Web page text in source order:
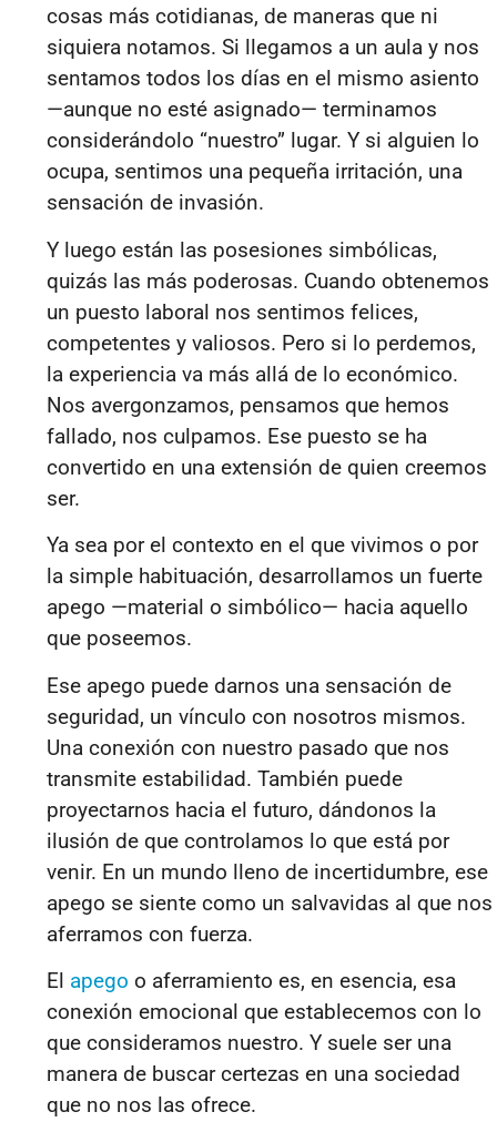
cosas más cotidianas, de maneras que ni
siquiera notamos. Si llegamos a un aula y nos
sentamos todos los días en el mismo asiento
—aunque no esté asignado— terminamos
considerándolo “nuestro” lugar. Y si alguien lo
ocupa, sentimos una pequeña irritación, una
sensación de invasión.
Y luego están las posesiones simbólicas,
quizás las más poderosas. Cuando obtenemos
un puesto laboral nos sentimos felices,
competentes y valiosos. Pero si lo perdemos,
la experiencia va más allá de lo económico.
Nos avergonzamos, pensamos que hemos
fallado, nos culpamos. Ese puesto se ha
convertido en una extensión de quien creemos
ser.
Ya sea por el contexto en el que vivimos o por
la simple habituación, desarrollamos un fuerte
apego —material o simbólico— hacia aquello
que poseemos.
Ese apego puede darnos una sensación de
seguridad, un vínculo con nosotros mismos.
Una conexión con nuestro pasado que nos
transmite estabilidad. También puede
proyectarnos hacia el futuro, dándonos la
ilusión de que controlamos lo que está por
venir. En un mundo lleno de incertidumbre, ese
apego se siente como un salvavidas al que nos
aferramos con fuerza.
El apego o aferramiento es, en esencia, esa
conexión emocional que establecemos con lo
que consideramos nuestro. Y suele ser una
manera de buscar certezas en una sociedad
que no nos las ofrece.